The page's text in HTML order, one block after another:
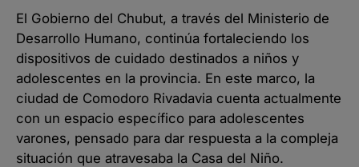
El Gobierno del Chubut, a través del Ministerio de
Desarrollo Humano, continúa fortaleciendo los
dispositivos de cuidado destinados a niños y
adolescentes en la provincia. En este marco, la
ciudad de Comodoro Rivadavia cuenta actualmente
con un espacio específico para adolescentes
varones, pensado para dar respuesta a la compleja
situación que atravesaba la Casa del Niño.